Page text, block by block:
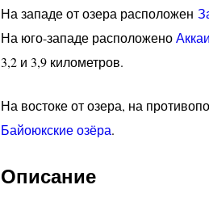
На западе от озера расположен
На юго-западе расположено
3,2 и 3,9 километров.
На востоке от озера, на
Байоюкские озёра.
Описание